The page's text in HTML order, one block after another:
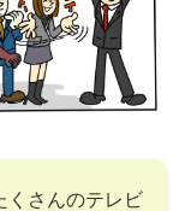
くさんのテレビ